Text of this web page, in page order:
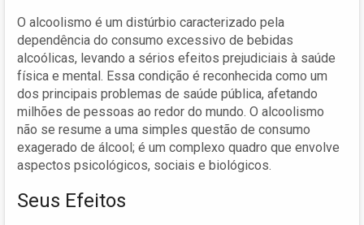
O alcoolismo é um distúrbio caracterizado pela
dependência do consumo excessivo de bebidas
alcoólicas, levando a sérios efeitos prejudiciais à saúde
física e mental. Essa condição é reconhecida como um
dos principais problemas de saúde pública, afetando
milhões de pessoas ao redor do mundo. O alcoolismo
não se resume a uma simples questão de consumo
exagerado de álcool; é um complexo quadro que envolve
aspectos psicológicos, sociais e biológicos.
Seus Efeitos